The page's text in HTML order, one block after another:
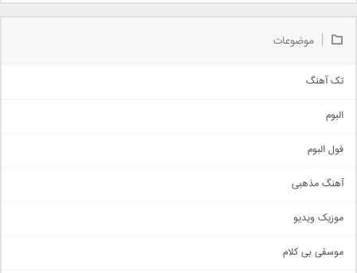
موضوعات
تک آهنگ
اجتماعی
حماسی
سنتی
اهنگ بندرعباسی
البوم
فول البوم
آهنگ مذهبی
موزیک ویدیو
موسقی بی کلام